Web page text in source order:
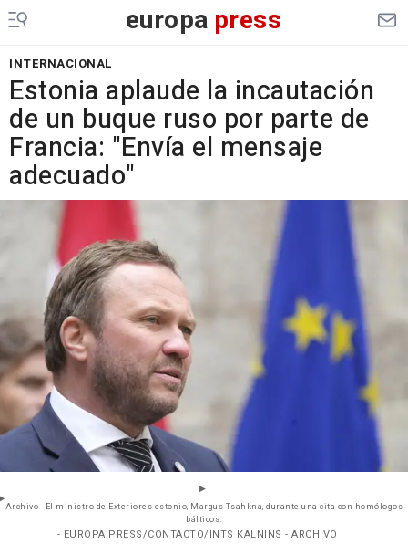
europa press
INTERNACIONAL
Estonia aplaude la incautación
de un buque ruso por parte de
Francia: "Envía el mensaje
adecuado"
Archivo - El ministro de Exteriores estonio, Margus Tsahkna, durante una cita con homólogos
bálticos.
- EUROPA PRESS/CONTACTO/INTS KALNINS - ARCHIVO